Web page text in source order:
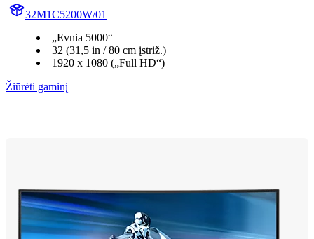
32M1C5200W/01
„Evnia 5000“
32 (31,5 in / 80 cm įstriž.)
1920 x 1080 („Full HD“)
Žiūrėti gaminį